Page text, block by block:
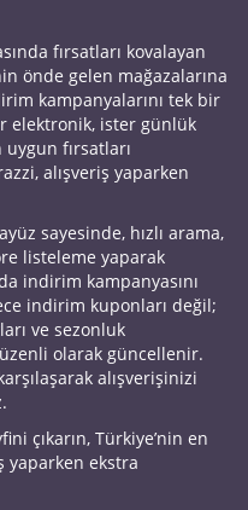
fırsatları kovalayan
önde gelen mağazalarına
kampanyalarını tek bir
elektronik, ister günlük
fırsatları
alışveriş yaparken
sayesinde, hızlı arama,
listeleme yaparak
indirim kampanyasını
indirim kuponları değil;
ve sezonluk
olarak güncellenir.
alışverişinizi
çıkarın, Türkiye’nin en
yaparken ekstra